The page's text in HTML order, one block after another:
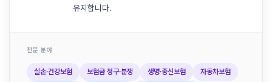
유지합니다.
전문 분야
실손·건강보험 보험금 청구·분쟁 생명·종신보험 자동차보험